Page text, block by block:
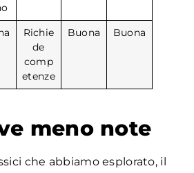
Richie
de
comp
etenze
Buona Buona
meno note
che abbiamo esplorato, il